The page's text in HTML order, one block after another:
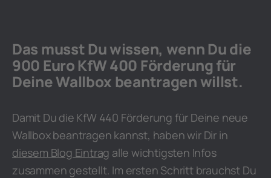
Das musst Du wissen, wenn Du die
900 Euro KfW 400 Förderung für
Deine Wallbox beantragen willst.
Damit Du die KfW 440 Förderung für Deine neue
Wallbox beantragen kannst, haben wir Dir in
diesem Blog Eintrag alle wichtigsten Infos
zusammen gestellt. Im ersten Schritt brauchst Du